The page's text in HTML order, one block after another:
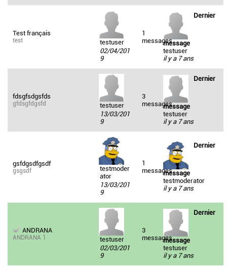
Test français
test
testuser
02/04/201
9
1
messages
Dernier
message
testuser
il y a 7 ans
fdsgfsdgsfds
gfdsgfdgsfd
testuser
13/03/201
9
3
messages
Dernier
message
testuser
il y a 7 ans
gsfdgsdfgsdf
gsgsdf
testmoder
ator
13/03/201
9
1
messages
Dernier
message
testmoderator
il y a 7 ans
ANDRANA
ANDRANA 1
testuser
02/03/201
9
3
messages
Dernier
message
testuser
il y a 7 ans